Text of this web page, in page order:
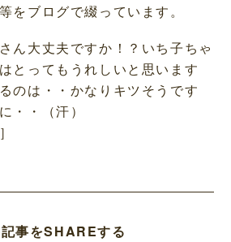
をブログで綴っています。
ん大丈夫ですか！？いち子ちゃ
とってもうれしいと思います
のは・・かなりキツそうです
・・（汗）
事をSHAREする